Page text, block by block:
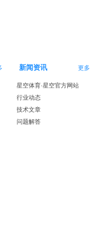
新闻资讯 更多
星空体育·星空官方网站
行业动态
技术文章
问题解答